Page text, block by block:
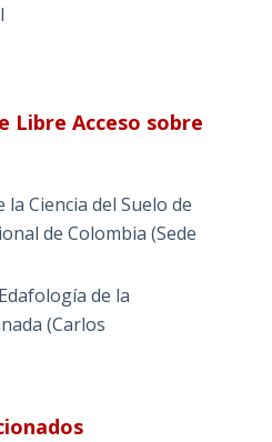
Libre Acceso sobre
Ciencia del Suelo de
de Colombia (Sede
de la
(Carlos